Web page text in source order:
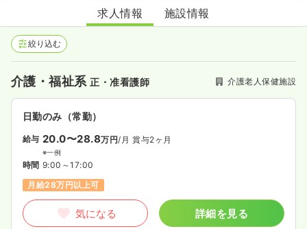
介護老人保健施設わかくさ
求人情報 施設情報
絞り込む
介護・福祉系正・准看護師 介護老人保健施設
日勤のみ（常勤）
給与 20.0〜28.8万円/月 賞与2ヶ月
※一例
時間 9:00～17:00
月給28万円以上可
気になる 詳細を見る